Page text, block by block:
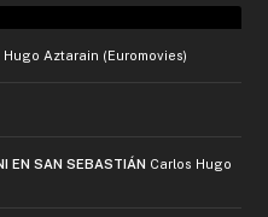
Hugo Aztarain (Euromovies)
EN SAN SEBASTIÁN Carlos Hugo